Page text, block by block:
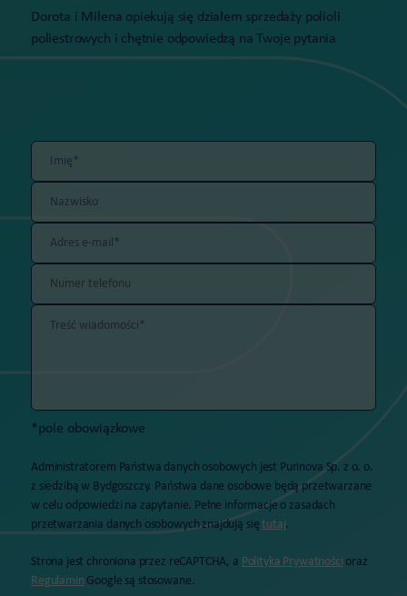
Dorota i Milena opiekują się działem sprzedaży polioli
poliestrowych i chętnie odpowiedzą na Twoje pytania
*pole obowiązkowe
Administratorem Państwa danych osobowych jest Purinova Sp. z o. o.
z siedzibą w Bydgoszczy. Państwa dane osobowe będą przetwarzane
w celu odpowiedzi na zapytanie. Pełne informacje o zasadach
przetwarzania danych osobowych znajdują siętutaj.
Strona jest chroniona przez reCAPTCHA, a Polityka Prywatności oraz
Regulamin Google są stosowane.